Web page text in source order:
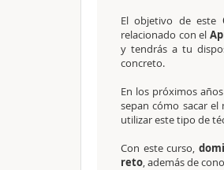
El objetivo de este
relacionado con el
y tendrás a tu
concreto.
En los próximos
sepan cómo sacar
utilizar este tipo de
Con este curso,
reto, además de